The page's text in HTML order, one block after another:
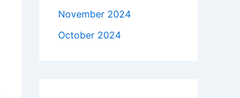
November 2024
October 2024